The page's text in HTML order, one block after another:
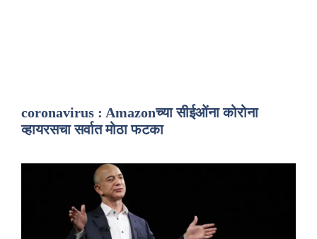
coronavirus : Amazonच्या सीईओंना कोरोना
व्हायरसचा सर्वात मोठा फटका